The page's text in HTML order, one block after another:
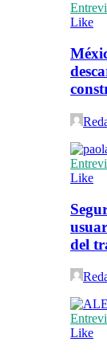
Like
Like
del
Like